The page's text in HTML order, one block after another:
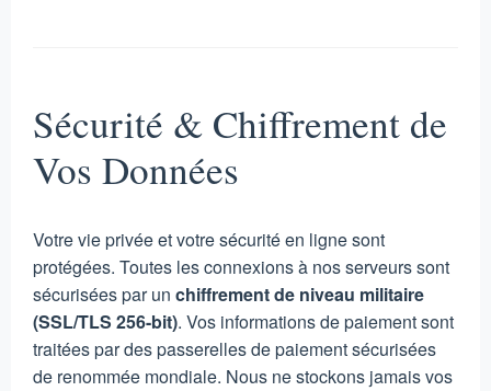
Sécurité & Chiffrement de
Vos Données
Votre vie privée et votre sécurité en ligne sont
protégées. Toutes les connexions à nos serveurs sont
sécurisées par un chiffrement de niveau militaire
(SSL/TLS 256-bit). Vos informations de paiement sont
traitées par des passerelles de paiement sécurisées
de renommée mondiale. Nous ne stockons jamais vos